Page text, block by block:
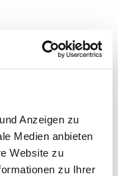
Anzeigen zu
Medien anbieten
Website zu
zu Ihrer